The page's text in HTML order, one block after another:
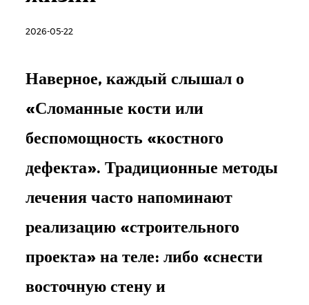
2026-05-22
Наверное, каждый слышал о
«Сломанные костиили
беспомощность «костного
дефекта». Традиционные методы
лечения часто напоминают
реализацию «строительного
проекта» на теле: либо «снести
восточную стену и